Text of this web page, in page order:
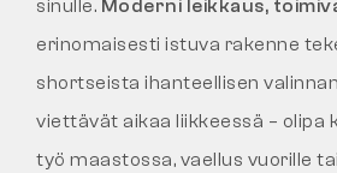
sinulle. Moderni leikkaus,
erinomaisesti istuva rakenne
shortseista ihanteellisen
viettävät aikaa liikkeessä – olipa
työ maastossa, vaellus vuorille